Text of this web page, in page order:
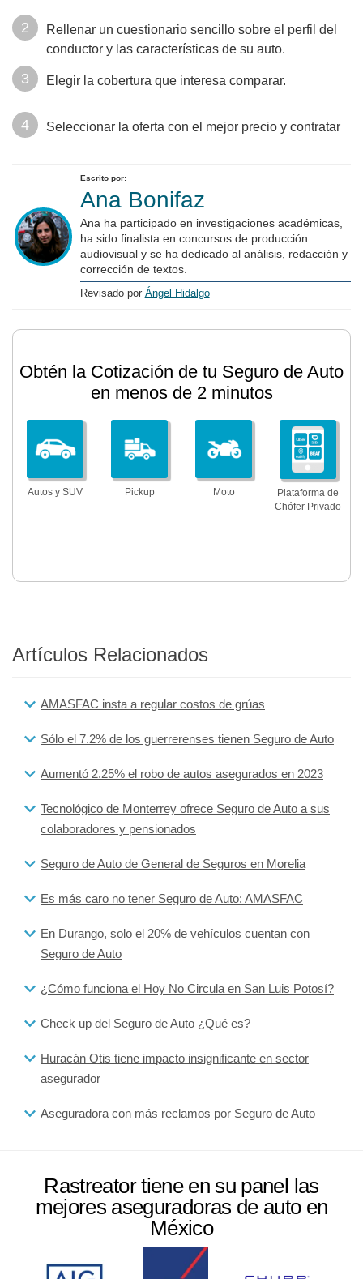
Rellenar un cuestionario sencillo sobre el perfil del
conductor y las características de su auto.
Elegir la cobertura que interesa comparar.
Seleccionar la oferta con el mejor precio y contratar
Escrito por:
Ana Bonifaz
Ana ha participado en investigaciones académicas,
ha sido finalista en concursos de producción
audiovisual y se ha dedicado al análisis, redacción y
corrección de textos.
Revisado por Ángel Hidalgo
Obtén la Cotización de tu Seguro de Auto
en menos de 2 minutos
Autos y SUV Pickup Moto
Plataforma de
Chófer Privado
Artículos Relacionados
AMASFAC insta a regular costos de grúas
Sólo el 7.2% de los guerrerenses tienen Seguro de Auto
Aumentó 2.25% el robo de autos asegurados en 2023
Tecnológico de Monterrey ofrece Seguro de Auto a sus
colaboradores y pensionados
Seguro de Auto de General de Seguros en Morelia
Es más caro no tener Seguro de Auto: AMASFAC
En Durango, solo el 20% de vehículos cuentan con
Seguro de Auto
¿Cómo funciona el Hoy No Circula en San Luis Potosí?
Check up del Seguro de Auto ¿Qué es?
Huracán Otis tiene impacto insignificante en sector
asegurador
Aseguradora con más reclamos por Seguro de Auto
Rastreator tiene en su panel las
mejores aseguradoras de auto en
México